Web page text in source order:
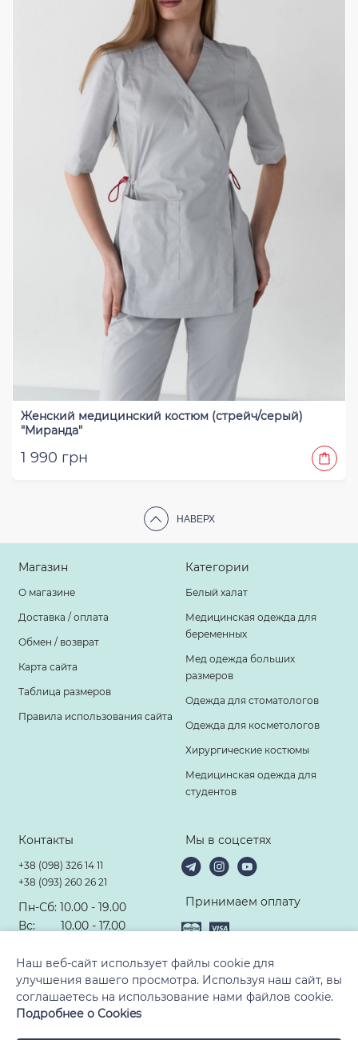
Женский медицинский костюм (стрейч/серый)
"Миранда"
1 990 грн
НАВЕРХ
Магазин
О магазине
Доставка / оплата
Обмен / возврат
Карта сайта
Таблица размеров
Правила использования сайта
Категории
Белый халат
Медицинская одежда для
беременных
Мед одежда больших
размеров
Одежда для стоматологов
Одежда для косметологов
Хирургические костюмы
Медицинская одежда для
студентов
Контакты
+38 (098) 326 14 11
+38 (093) 260 26 21
Пн-Сб: 10.00 - 19.00
Вс: 10.00 - 17.00
Мы в соцсетях
Принимаем оплату
Наш веб-сайт использует файлы cookie для
улучшения вашего просмотра. Используя наш сайт, вы
соглашаетесь на использование нами файлов cookie.
Подробнее о Cookies